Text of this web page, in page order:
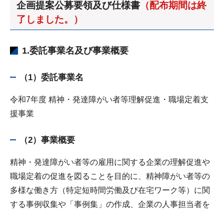
企画提案公募要領及び仕様書 （配布期間は終
了しました。）
1.委託事業名及び事業概要
（1）委託事業名
令和7年度 精神・発達障がい者等理解促進・職場定着支
援事業
（2）事業概要
精神・発達障がい者等の雇用に関する企業の理解促進や
職場定着の促進を図ることを目的に、精神障がい者等の
多様な働き方（特定短時間労働及び在宅ワーク等）に関
する事例収集や「事例集」の作成、企業の人事担当者を